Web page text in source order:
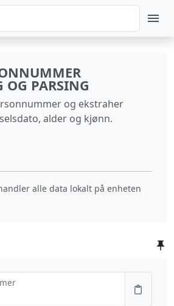
OG PARSING
og ekstraher
alder og kjønn.
alle data lokalt på enheten